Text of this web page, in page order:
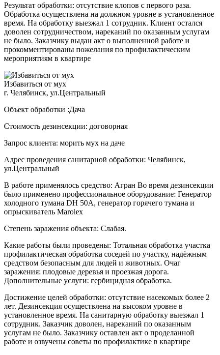
Результат обработки: отсутствие клопов с первого раза.
Обработка осуществлена на должном уровне в установленное
время. На обработку выезжал 1 сотрудник. Клиент остался
доволен сотрудничеством, нареканий по оказанным услугам
не было. Заказчику выдан акт о выполненной работе и
прокомментированы пожелания по профилактическим
мероприятиям в квартире
Избавиться от мух
г. Челябинск, ул.Центральный
Объект обработки :Дача
Стоимость дезинсекции: договорная
Запрос клиента: морить мух на даче
Адрес проведения санитарной обработки: Челябинск,
ул.Центральный
В работе применялось средство: Агран Во время дезинсекции
было применено профессиональное оборудование: Генератор
холодного тумана DH 50A, генератор горячего тумана и
опрыскиватель Marolex
Степень заражения объекта: Слабая.
Какие работы были проведены: Тотальная обработка участка
профилактическая обработка соседей по участку, надёжным
средством безопасным для людей и животных. Очаг
заражения: плодовые деревья и проезжая дорога.
Дополнительные услуги: гербицидная обработка.
Достижение целей обработки: отсутствие насекомых более 2
лет. Дезинсекция осуществлена на высоком уровне в
установленное время. На санитарную обработку выезжал 1
сотрудник. Заказчик доволен, нареканий по оказанным
услугам не было. Заказчику оставлен акт о проделанной
работе и озвучены советы по профилактике в квартире